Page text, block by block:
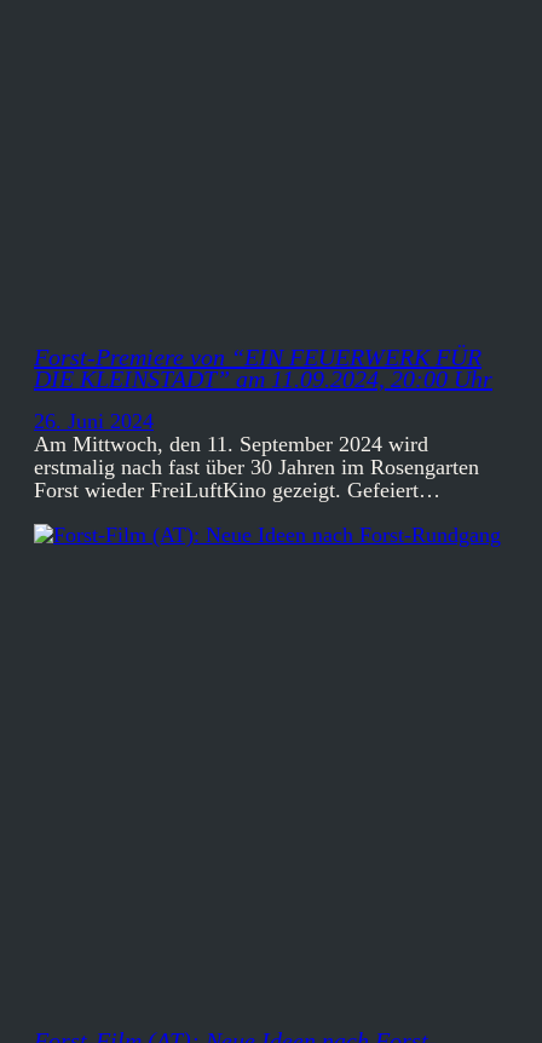
Forst-Premiere von “EIN FEUERWERK FÜR
DIE KLEINSTADT” am 11.09.2024, 20:00 Uhr
26. Juni 2024
Am Mittwoch, den 11. September 2024 wird
erstmalig nach fast über 30 Jahren im Rosengarten
Forst wieder FreiLuftKino gezeigt. Gefeiert…